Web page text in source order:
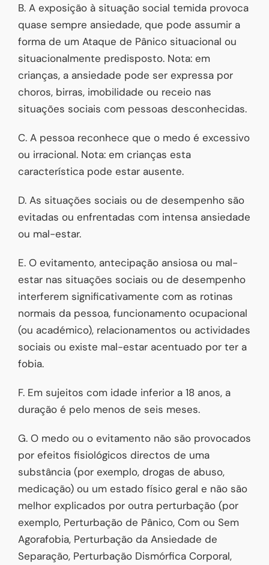
B. A exposição à situação social temida provoca
quase sempre ansiedade, que pode assumir a
forma de um Ataque de Pânico situacional ou
situacionalmente predisposto. Nota: em
crianças, a ansiedade pode ser expressa por
choros, birras, imobilidade ou receio nas
situações sociais com pessoas desconhecidas.
C. A pessoa reconhece que o medo é excessivo
ou irracional. Nota: em crianças esta
característica pode estar ausente.
D. As situações sociais ou de desempenho são
evitadas ou enfrentadas com intensa ansiedade
ou mal-estar.
E. O evitamento, antecipação ansiosa ou mal-
estar nas situações sociais ou de desempenho
interferem significativamente com as rotinas
normais da pessoa, funcionamento ocupacional
(ou académico), relacionamentos ou actividades
sociais ou existe mal-estar acentuado por ter a
fobia.
F. Em sujeitos com idade inferior a 18 anos, a
duração é pelo menos de seis meses.
G. O medo ou o evitamento não são provocados
por efeitos fisiológicos directos de uma
substância (por exemplo, drogas de abuso,
medicação) ou um estado físico geral e não são
melhor explicados por outra perturbação (por
exemplo, Perturbação de Pânico, Com ou Sem
Agorafobia, Perturbação da Ansiedade de
Separação, Perturbação Dismórfica Corporal,